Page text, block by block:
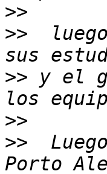
>>
>>
>> y el
>>
>>